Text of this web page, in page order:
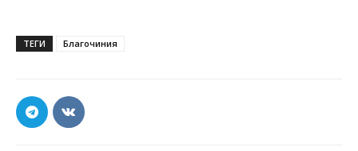
ТЕГИ Благочиния